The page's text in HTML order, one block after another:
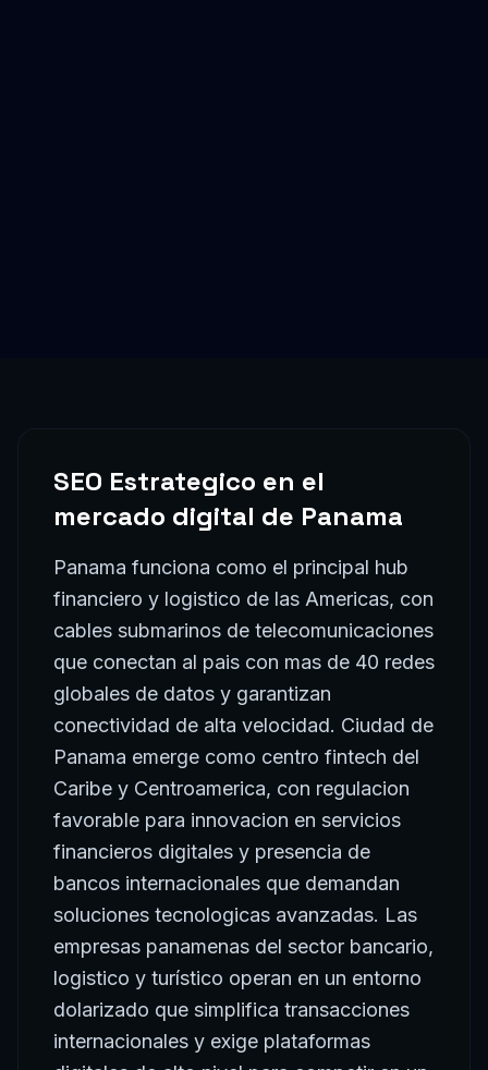
SEO Estrategico en el
mercado digital de Panama
Panama funciona como el principal hub
financiero y logistico de las Americas, con
cables submarinos de telecomunicaciones
que conectan al pais con mas de 40 redes
globales de datos y garantizan
conectividad de alta velocidad. Ciudad de
Panama emerge como centro fintech del
Caribe y Centroamerica, con regulacion
favorable para innovacion en servicios
financieros digitales y presencia de
bancos internacionales que demandan
soluciones tecnologicas avanzadas. Las
empresas panamenas del sector bancario,
logistico y turístico operan en un entorno
dolarizado que simplifica transacciones
internacionales y exige plataformas